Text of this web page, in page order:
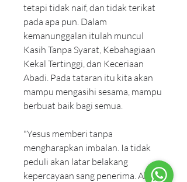
tetapi tidak naif, dan tidak terikat
pada apa pun. Dalam
kemanunggalan itulah muncul
Kasih Tanpa Syarat, Kebahagiaan
Kekal Tertinggi, dan Keceriaan
Abadi. Pada tataran itu kita akan
mampu mengasihi sesama, mampu
berbuat baik bagi semua.
"Yesus memberi tanpa
mengharapkan imbalan. Ia tidak
peduli akan latar belakang
kepercayaan sang penerima. Aku